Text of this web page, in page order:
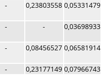
- 0,23803558 0,05331479
- - 0,03698933
- 0,08456527 0,06581914
- 0,23177149 0,07966743